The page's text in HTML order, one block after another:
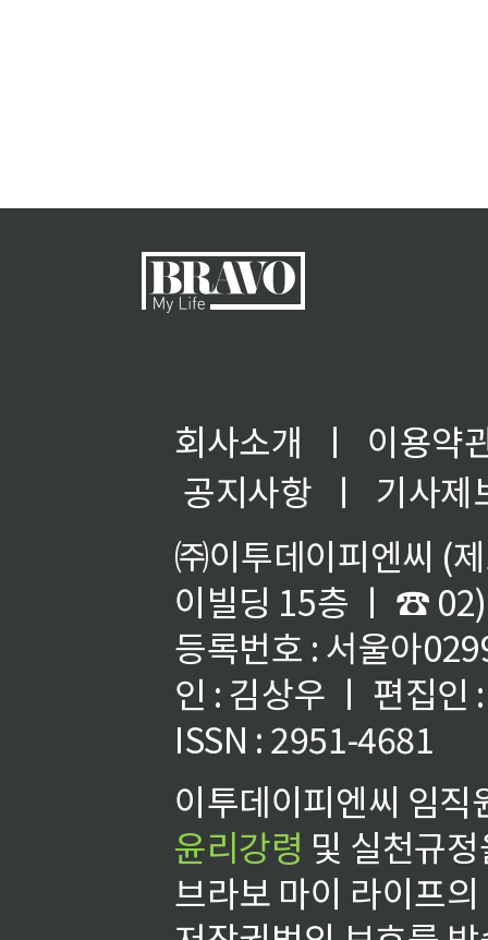
회사소개 ㅣ
이용약
공지사항
ㅣ
기사제
㈜이투데이피엔씨 (
이빌딩 15층 ㅣ ☎
등록번호 : 서울아
인 : 김상우 ㅣ 편집인
ISSN : 2951-4681
이투데이피엔씨 임
윤리강령 및 실천규
브라보 마이 라이프